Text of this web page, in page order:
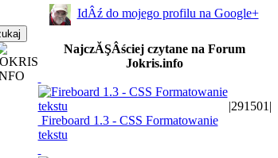
IdÂź do mojego profilu na Google+
NajczĂŞÂściej czytane na Forum
Jokris.info
Fireboard 1.3 - CSS Formatowanie
tekstu
|291501|